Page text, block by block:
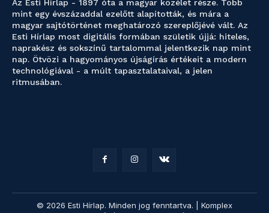
Az Esti Hírlap - 1897 óta a magyar közélet része. Több
mint egy évszázaddal ezelőtt alapították, és mára a
magyar sajtótörténet meghatározó szereplőjévé vált. Az
Esti Hírlap most digitális formában születik újjá: hiteles,
naprakész és sokszínű tartalommal jelentkezik nap mint
nap. Ötvözi a hagyományos újságírás értékeit a modern
technológiával - a múlt tapasztalataival, a jelen
ritmusában.
© 2026 Esti Hírlap. Minden jog fenntartva. | Komplex